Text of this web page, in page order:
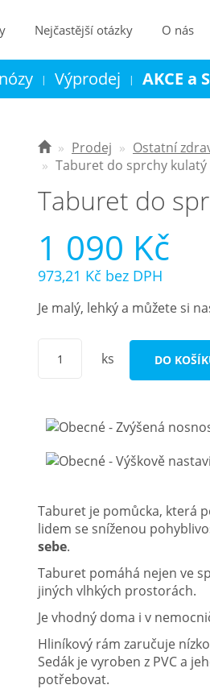
Nejčastější otázky O nás
| Výprodej | AKCE a
Prodej Ostatní
Taburet do sprchy kulatý
Taburet do
1 090 Kč
973,21 Kč bez DPH
Je malý, lehký a můžete si
ks DO
Taburet je pomůcka, která
lidem se sníženou
sebe.
Taburet pomáhá nejen ve
jiných vlhkých prostorách.
Je vhodný doma i v
Hliníkový rám zaručuje
Sedák je vyroben z PVC a
potřebovat.